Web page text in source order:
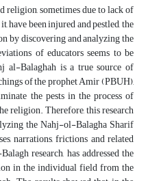
religion, sometimes due to lack of
have been injured and pestled, the
by discovering and analyzing the
of educators seems to be
al-Balaghah is a true source of
of the prophet Amir (PBUH),
the pests in the process of
religion. Therefore, this research
the Nahj-ol-Balagha Sharif
narrations, frictions and related
research, has addressed the
in the individual field from the